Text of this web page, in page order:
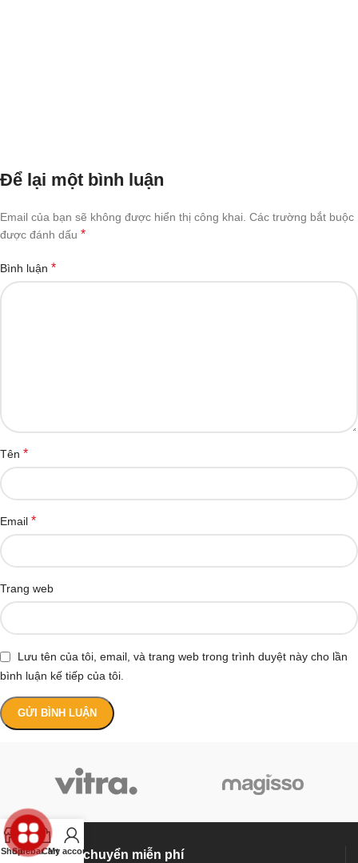
Để lại một bình luận
Email của bạn sẽ không được hiển thị công khai. Các trường bắt buộc
được đánh dấu *
Bình luận *
Tên *
Email *
Trang web
Lưu tên của tôi, email, và trang web trong trình duyệt này cho lần
bình luận kế tiếp của tôi.
Vận chuyển miễn phí
ShopSidebarCart
My account